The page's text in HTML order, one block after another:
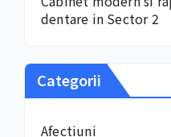
dentare in Sector 2
Categorii
Afectiuni